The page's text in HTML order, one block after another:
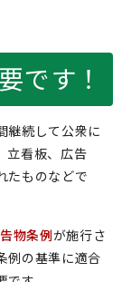
です！
継続して公衆に
立看板、広告
たものなどで
物条例が施行さ
例の基準に適合